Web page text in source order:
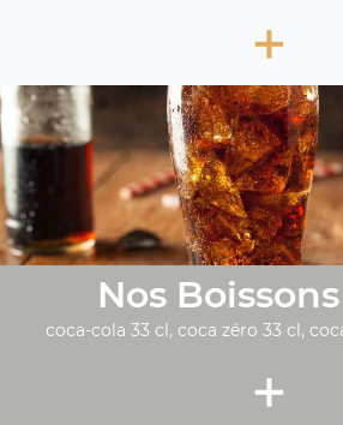
+
Nos
coca-cola 33 cl, coca zéro 33 cl,
+